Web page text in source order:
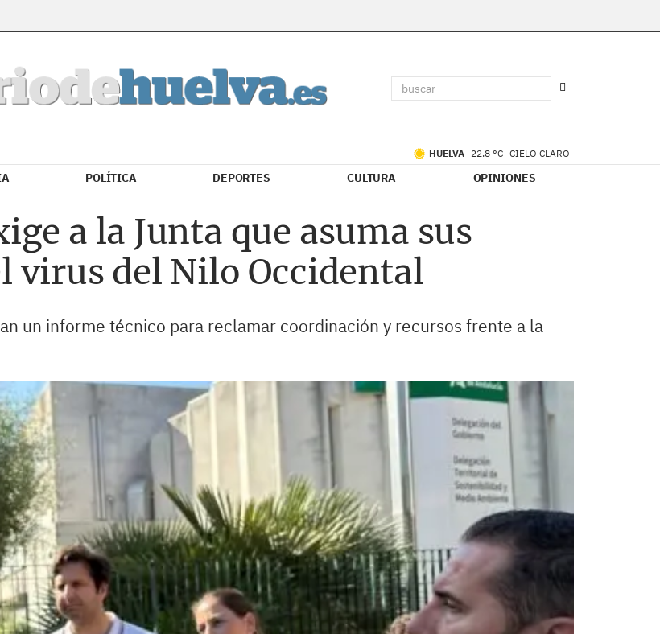
HUELVA 22.8 °C CIELO CLARO
POLÍTICA DEPORTES CULTURA OPINIONES
a la Junta que asuma sus
virus del Nilo Occidental
un informe técnico para reclamar coordinación y recursos frente a la